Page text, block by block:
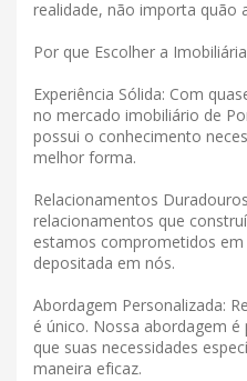
realidade, não importa quão
Por que Escolher a
Experiência Sólida: Com
no mercado imobiliário de
possui o conhecimento
melhor forma.
Relacionamentos
relacionamentos que
estamos comprometidos
depositada em nós.
Abordagem Personalizada:
é único. Nossa abordagem
que suas necessidades
maneira eficaz.